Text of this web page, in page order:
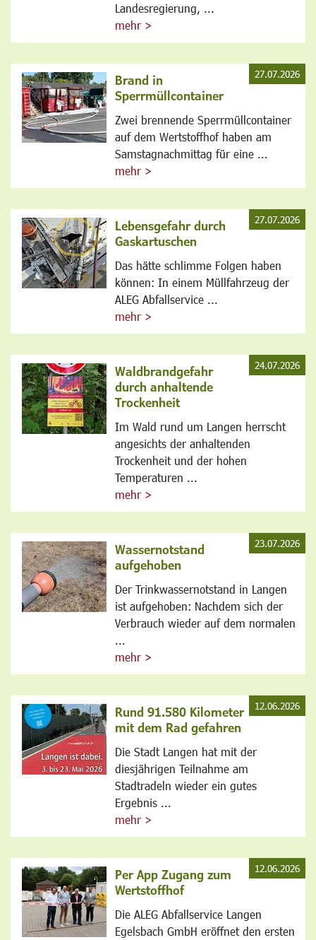
Landesregierung, ...
mehr >
Brand in
Sperrmüllcontainer
Zwei brennende Sperrmüllcontainer
auf dem Wertstoffhof haben am
Samstagnachmittag für eine ...
mehr >
27.07.2026
Lebensgefahr durch
Gaskartuschen
Das hätte schlimme Folgen haben
können: In einem Müllfahrzeug der
ALEG Abfallservice ...
mehr >
27.07.2026
Waldbrandgefahr
durch anhaltende
Trockenheit
Im Wald rund um Langen herrscht
angesichts der anhaltenden
Trockenheit und der hohen
Temperaturen ...
mehr >
24.07.2026
Wassernotstand
aufgehoben
Der Trinkwassernotstand in Langen
ist aufgehoben: Nachdem sich der
Verbrauch wieder auf dem normalen
mehr >
23.07.2026
Rund 91.580 Kilometer
mit dem Rad gefahren
Die Stadt Langen hat mit der
diesjährigen Teilnahme am
Stadtradeln wieder ein gutes
Ergebnis ...
mehr >
12.06.2026
Per App Zugang zum
Wertstoffhof
Die ALEG Abfallservice Langen
Egelsbach GmbH eröffnet den ersten
12.06.2026